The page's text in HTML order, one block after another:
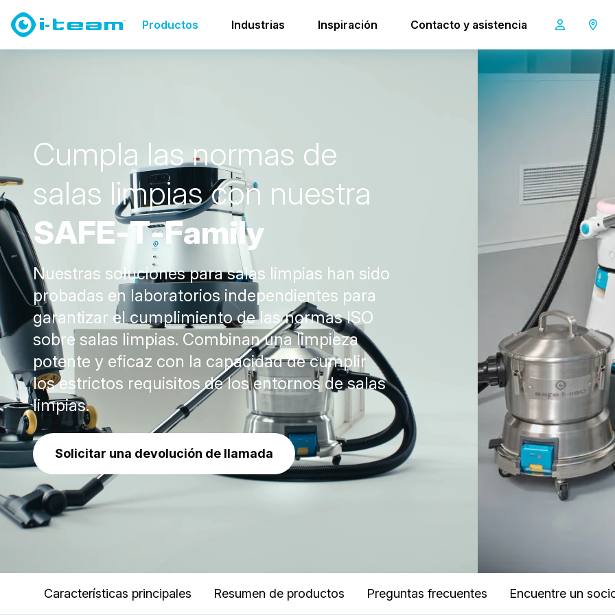
Productos Industrias Inspiración Contacto y asistencia
Soluciones para salas blancas SAFE-T-Family
Cumpla lasnormas de
salas limpiascon nuestra
SAFE-T-Family
Nuestras soluciones para salas limpias han sido
probadas en laboratorios independientes para
garantizar el cumplimiento de las normas ISO
sobre salas limpias. Combinan una limpieza
potente y eficaz con la capacidad de cumplir
los estrictos requisitos de los entornos de salas
limpias.
Solicitar una devolución de llamada
Características principales Resumen de productos Preguntas frecuentes Encuentre un